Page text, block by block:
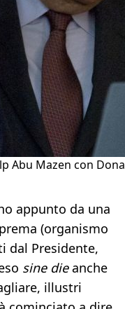
Abu Mazen con
appunto da una
(organismo
dal Presidente,
sine dieanche
illustri